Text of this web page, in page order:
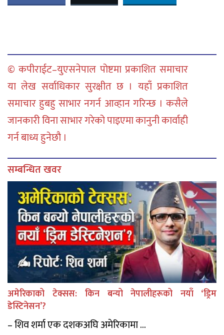
© कपीराईट–युएसनेपाल पोष्टमा प्रकाशित समाचार
या लेख सर्वाधिकार सुरक्षीत छ । यहाँ प्रकाशित
समाचार हुबहु साभार नगर्न आव्हान गरिन्छ । कसैले
जानकारी विना साभार गरेको पाइएमा कानुनी कार्वाही
गर्न बाध्य हुनेछौ ।
सम्बन्धित खवर
अमेरिकाको टेक्सस: किन बन्यो नेपालीहरूको नयाँ ‘ड्रिम
डेस्टिनेसन’?
– शिव शर्मा एक दशकअघि अमेरिकामा ...